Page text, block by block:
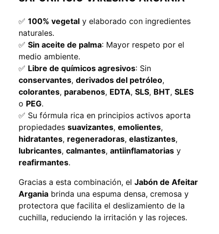
✅ 100% vegetal y elaborado con ingredientes
naturales.
✅ Sin aceite de palma: Mayor respeto por el
medio ambiente.
✅ Libre de químicos agresivos: Sin
conservantes, derivados del petróleo,
colorantes, parabenos, EDTA, SLS, BHT, SLES
o PEG.
✅ Su fórmula rica en principios activos aporta
propiedades suavizantes, emolientes,
hidratantes, regeneradoras, elastizantes,
lubricantes, calmantes, antiinflamatorias y
reafirmantes.
Gracias a esta combinación, el Jabón de Afeitar
Argania brinda una espuma densa, cremosa y
protectora que facilita el deslizamiento de la
cuchilla, reduciendo la irritación y las rojeces.